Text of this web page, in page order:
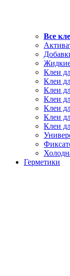
Все
Клеи
Клеи
Клеи
Клеи
Клеи
Клеи
Клеи
Герметики